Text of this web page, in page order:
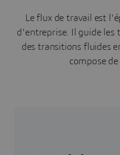
Le flux de travail est
d'entreprise. Il guide les
des transitions fluides
compose